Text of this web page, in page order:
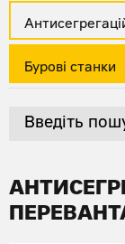
Бурові станки